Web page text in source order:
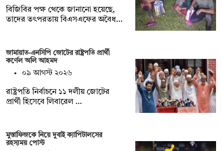
বিজিবির পক্ষ থেকে জানানো হয়েছে,
তাদের তৎপরতায় বিএসএফের অবৈধ…
জামায়াত-এনসিপি জোটের রাষ্ট্রপতি প্রার্থী
কর্ণেল অলি আহমদ
০৯ আগস্ট ২০২৬
রাষ্ট্রপতি নির্বাচনে ১১ দলীয় জোটের
প্রার্থী হিসেবে লিবারেল …
মুস্তাফিজকে নিয়ে দুবাই ক্যাপিটালসের
রহস্যময় পোস্ট